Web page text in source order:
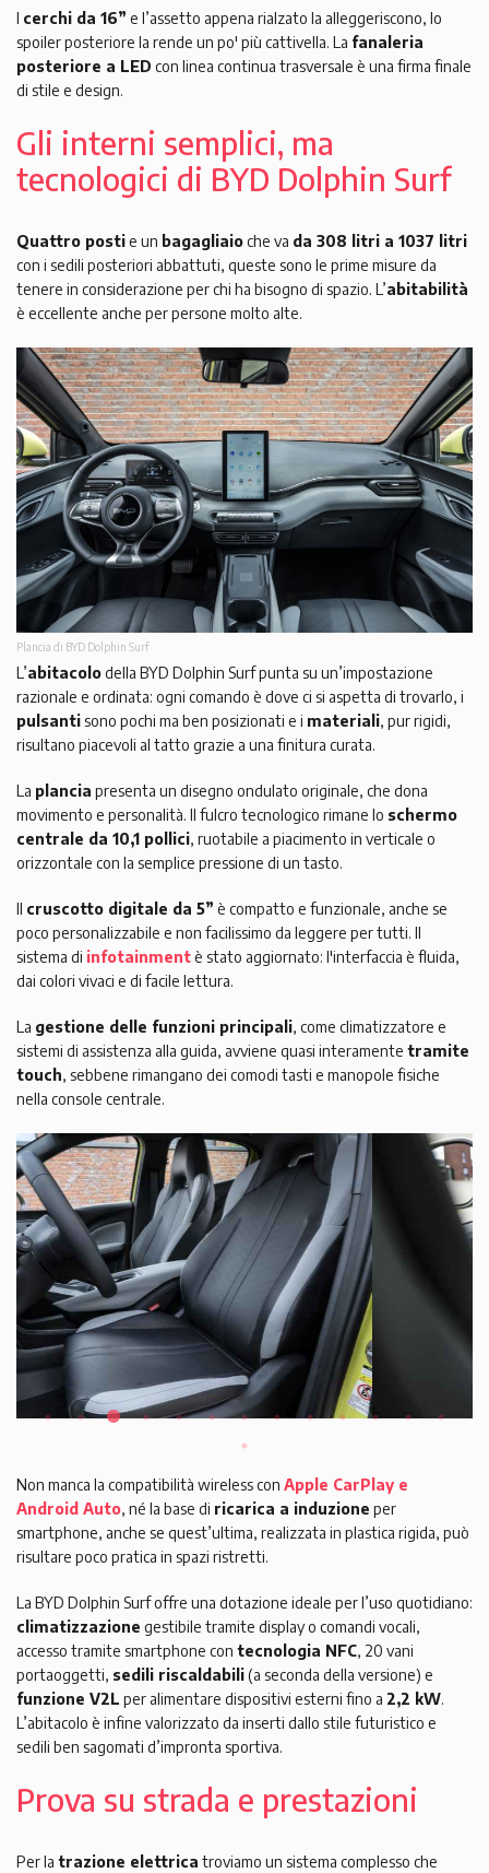
I cerchi da 16” e l’assetto appena rialzato la alleggeriscono, lo
spoiler posteriore la rende un po' più cattivella. La fanaleria
posteriore a LED con linea continua trasversale è una firma finale
di stile e design.
Gli interni semplici, ma
tecnologici di BYD Dolphin Surf
Quattro postie un bagagliaioche va da 308 litri a 1037 litri
con i sedili posteriori abbattuti, queste sono le prime misure da
tenere in considerazione per chi ha bisogno di spazio. L’abitabilità
è eccellente anche per persone molto alte.
Plancia di BYD Dolphin Surf
L’abitacolodella BYD Dolphin Surf punta su un’impostazione
razionale e ordinata: ogni comando è dove ci si aspetta di trovarlo, i
pulsantisono pochi ma ben posizionati e i materiali, pur rigidi,
risultano piacevoli al tatto grazie a una finitura curata.
La plancia presenta un disegno ondulato originale, che dona
movimento e personalità. Il fulcro tecnologico rimane lo schermo
centrale da 10,1 pollici, ruotabile a piacimento in verticale o
orizzontale con la semplice pressione di un tasto.
Il cruscotto digitale da 5” è compatto e funzionale, anche se
poco personalizzabile e non facilissimo da leggere per tutti. Il
sistema di infotainmentè stato aggiornato: l'interfaccia è fluida,
dai colori vivaci e di facile lettura.
La gestione delle funzioni principali, come climatizzatore e
sistemi di assistenza alla guida, avviene quasi interamente tramite
touch, sebbene rimangano dei comodi tasti e manopole fisiche
nella console centrale.
Non manca la compatibilità wireless con Apple CarPlay e
Android Auto, né la base di ricarica a induzione per
smartphone, anche se quest’ultima, realizzata in plastica rigida, può
risultare poco pratica in spazi ristretti.
La BYD Dolphin Surf offre una dotazione ideale per l’uso quotidiano:
climatizzazione gestibile tramite display o comandi vocali,
accesso tramite smartphone con tecnologia NFC, 20 vani
portaoggetti, sedili riscaldabili(a seconda della versione) e
funzione V2L per alimentare dispositivi esterni fino a 2,2 kW.
L’abitacolo è infine valorizzato da inserti dallo stile futuristico e
sedili ben sagomati d’impronta sportiva.
Prova su strada e prestazioni
Per la trazione elettrica troviamo un sistema complesso che